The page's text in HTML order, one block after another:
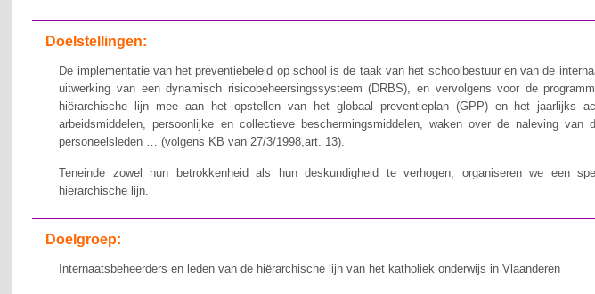
Doelstellingen:
De implementatie van het preventiebeleid op school is de taak van het schoolbestuur en van de
uitwerking van een dynamisch risicobeheersingssysteem (DRBS), en vervolgens voor de
hiërarchische lijn mee aan het opstellen van het globaal preventieplan (GPP) en het jaarlijks
arbeidsmiddelen, persoonlijke en collectieve beschermingsmiddelen, waken over de naleving
personeelsleden … (volgens KB van 27/3/1998,art. 13).
Teneinde zowel hun betrokkenheid als hun deskundigheid te verhogen, organiseren we een
hiërarchische lijn.
Doelgroep:
Internaatsbeheerders en leden van de hiërarchische lijn van het katholiek onderwijs in Vlaanderen